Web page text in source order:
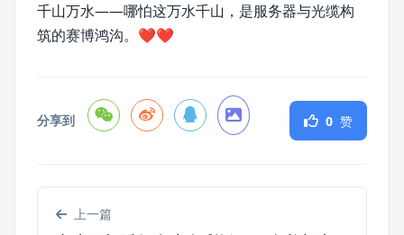
千山万水——哪怕这万水千山，是服务器与光缆构
筑的赛博鸿沟。❤️❤️
分享到 0 赞
上一篇